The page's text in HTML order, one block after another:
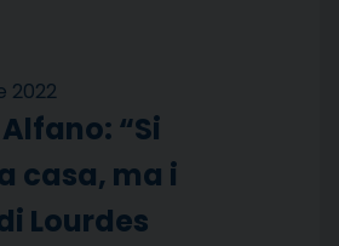
2022
“Si
casa, ma i
Lourdes